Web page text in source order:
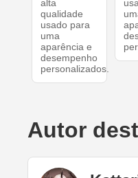
alta
qualidade
usado para
uma
aparência e
desempenho
personalizados.
Autor